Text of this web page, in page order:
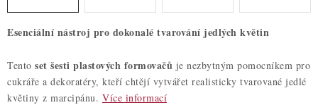
Nepřevzetí zásilky na dobírku
Obchodní podmínky
Hodnocení obchodu
Blog
Moje objednávka
Podmínky ochrany osobních údajů
Esenciální nástroj pro dokonalé tvarování jedlých květin
Tento set šesti plastových formovačů je nezbytným pomocníkem pro
cukráře a dekoratéry, kteří chtějí vytvářet realisticky tvarované jedlé
květiny z marcipánu. Více informací